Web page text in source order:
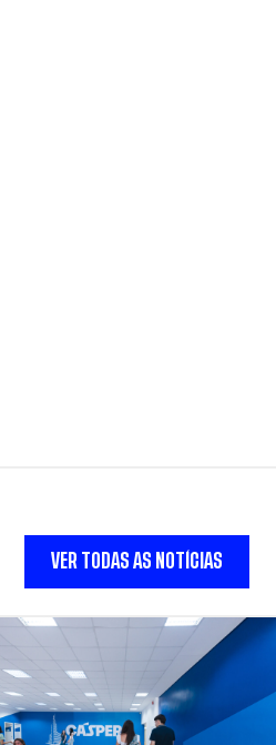
VER TODAS AS NOTÍCIAS